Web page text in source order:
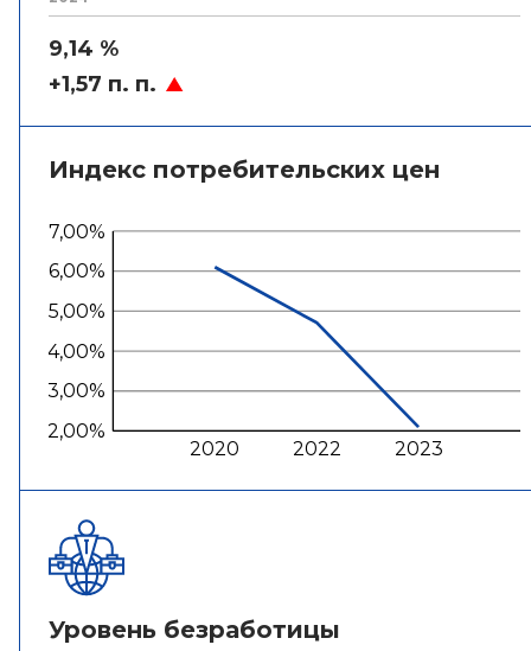
9,14 %
+1,57 п. п.
Индекс потребительских цен
2020 2022 2023
2,00%
3,00%
4,00%
5,00%
6,00%
7,00%
Уровень безработицы